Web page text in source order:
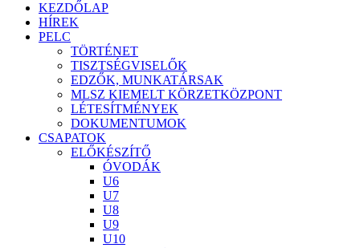
KEZDŐLAP
HÍREK
PELC
TÖRTÉNET
TISZTSÉGVISELŐK
EDZŐK, MUNKATÁRSAK
MLSZ KIEMELT KÖRZETKÖZPONT
LÉTESÍTMÉNYEK
DOKUMENTUMOK
CSAPATOK
ELŐKÉSZÍTŐ
ÓVODÁK
U6
U7
U8
U9
U10